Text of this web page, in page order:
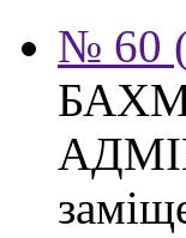
№ 60